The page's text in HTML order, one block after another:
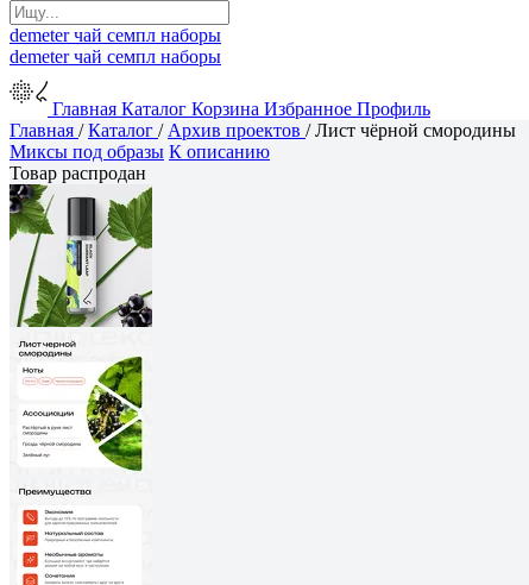
demeterчай семпл наборы
demeterчай семпл наборы
Главная Каталог Корзина Избранное Профиль
Главная /Каталог / Архив проектов /Лист чёрной смородины
Миксы под образы К описанию
Товар распродан